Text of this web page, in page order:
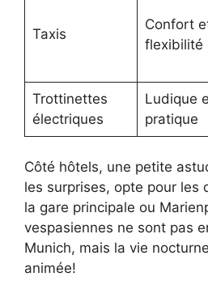
Taxis
Confort
flexibilité
Trottinettes
électriques
Ludique
pratique
Côté hôtels, une petite
les surprises, opte pour les
la gare principale ou
vespasiennes ne sont pas
Munich, mais la vie
animée!